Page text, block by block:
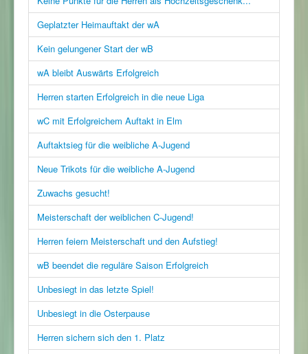
Geplatzter Heimauftakt der wA
Kein gelungener Start der wB
wA bleibt Auswärts Erfolgreich
Herren starten Erfolgreich in die neue Liga
wC mit Erfolgreichem Auftakt in Elm
Auftaktsieg für die weibliche A-Jugend
Neue Trikots für die weibliche A-Jugend
Zuwachs gesucht!
Meisterschaft der weiblichen C-Jugend!
Herren feiern Meisterschaft und den Aufstieg!
wB beendet die reguläre Saison Erfolgreich
Unbesiegt in das letzte Spiel!
Unbesiegt in die Osterpause
Herren sichern sich den 1. Platz